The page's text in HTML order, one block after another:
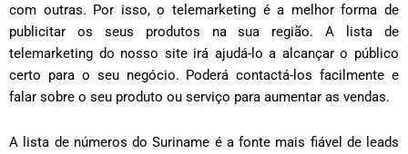
com outras. Por isso, o telemarketing é a melhor forma de
publicitar os seus produtos na sua região. A lista de
telemarketing do nosso site irá ajudá-lo a alcançar o público
certo para o seu negócio. Poderá contactá-los facilmente e
falar sobre o seu produto ou serviço para aumentar as vendas.
A lista de números do Suriname é a fonte mais fiável de leads